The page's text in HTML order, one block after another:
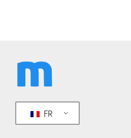
FR